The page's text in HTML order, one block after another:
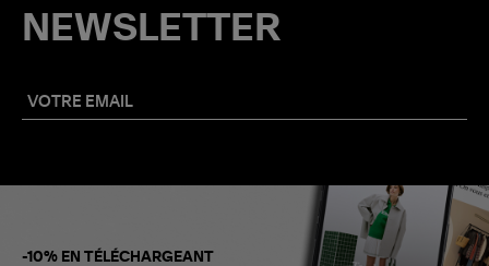
NEWSLETTER
-10% EN TÉLÉCHARGEANT